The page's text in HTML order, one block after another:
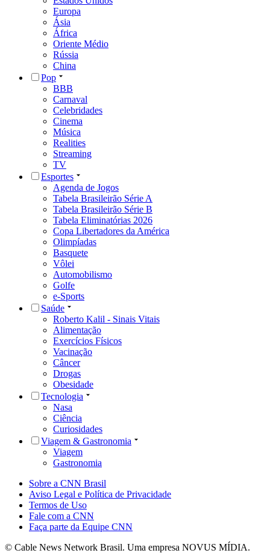
Europa
Ásia
África
Oriente Médio
Rússia
China
Pop
BBB
Carnaval
Celebridades
Cinema
Música
Realities
Streaming
TV
Esportes
Agenda de Jogos
Tabela Brasileirão Série A
Tabela Brasileirão Série B
Tabela Eliminatórias 2026
Copa Libertadores da América
Olimpíadas
Basquete
Vôlei
Automobilismo
Golfe
e-Sports
Saúde
Roberto Kalil - Sinais Vitais
Alimentação
Exercícios Físicos
Vacinação
Câncer
Drogas
Obesidade
Tecnologia
Nasa
Ciência
Curiosidades
Viagem & Gastronomia
Viagem
Gastronomia
Sobre a CNN Brasil
Aviso Legal e Política de Privacidade
Termos de Uso
Fale com a CNN
Faça parte da Equipe CNN
© Cable News Network Brasil. Uma empresa NOVUS MÍDIA.